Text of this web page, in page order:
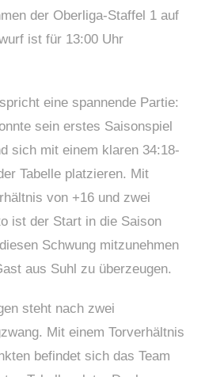
der Oberliga-Staffel 1 auf
ist für 13:00 Uhr
eine spannende Partie:
sein erstes Saisonspiel
sich mit einem klaren 34:18-
Tabelle platzieren. Mit
von +16 und zwei
ist der Start in die Saison
Schwung mitzunehmen
aus Suhl zu überzeugen.
steht nach zwei
Mit einem Torverhältnis
befindet sich das Team